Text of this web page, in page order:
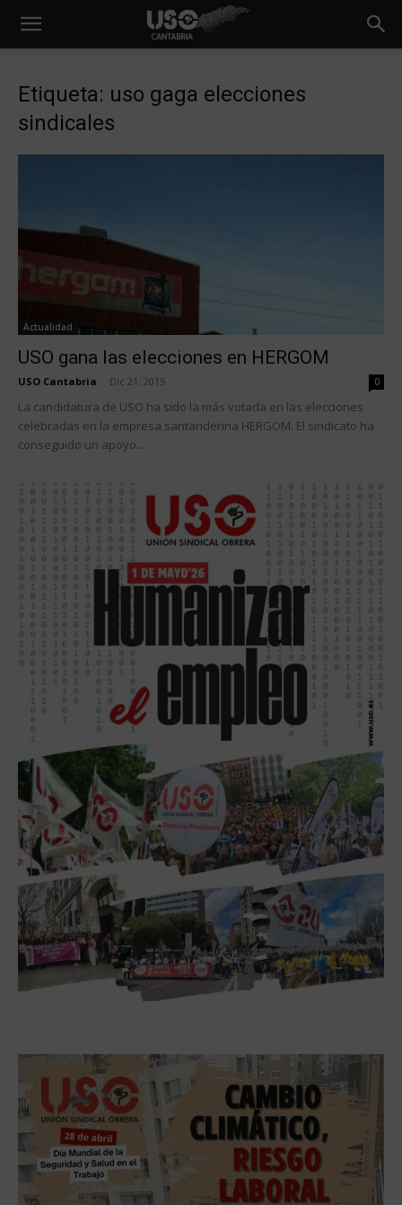
Etiqueta: uso gaga elecciones
sindicales
Actualidad
USO gana las elecciones en HERGOM
USO Cantabria Dic 21, 2015 0
La candidatura de USO ha sido la más votada en las elecciones
celebradas en la empresa santanderina HERGOM. El sindicato ha
conseguido un apoyo...